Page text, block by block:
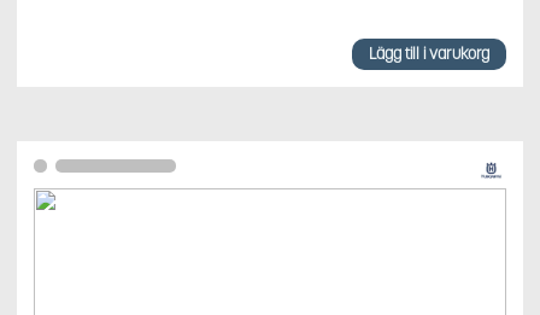
Lägg till i varukorg